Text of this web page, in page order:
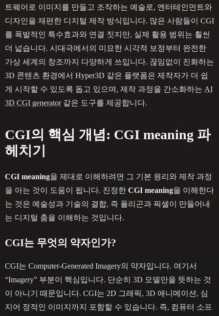
트웨어로 이미지를 만들고 조작하는 예술로, 엔터테인먼트와
디자인을 재편한 디지털 제작 방식입니다. 많은 사람들이 CGI
를 폭발적인 특수효과와 연결 짓지만, 실제 활용 범위는 훨씬
더 넓습니다. 시대극에서의 미묘한 시각적 보정부터 완전한
가상 세계의 창조까지 다양하게 쓰입니다. 끊임없이 진화하는
3D 콘텐츠 환경에서 Hyper3D 같은 플랫폼은 제작자가 더 쉽
게 시작할 수 있도록 돕고 있으며, 제작 과정을 간소화하는 AI
3D CGI generator같은 도구를 제공합니다.
CGI의 핵심 개념: CGI meaning 파
헤치기
CGI meaning을 제대로 이해하려면 그 기본 원리와 제작 과정
을 아는 것이 도움이 됩니다. 진정한 CGI meaning을 이해한다
는 것은 예술성과 기술의 결합, 즉 폴리곤과 픽셀이 만들어내
는 디지털 춤을 이해하는 것입니다.
CGI는 무엇의 약자인가?
CGI는 Computer-Generated Imagery의 약자입니다. 여기서
“Imagery” 부분이 핵심입니다. 단순히 3D 모델만을 뜻하는 것
이 아니기 때문입니다. CGI는 2D 그래픽, 3D 애니메이션, 심
지어 정적인 이미지까지 포함할 수 있습니다. 즉, 컴퓨터 소프